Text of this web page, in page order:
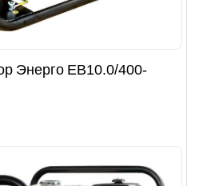
Энерго EB10.0/400-